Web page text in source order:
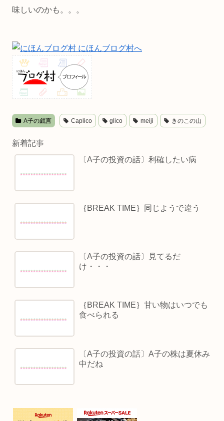
味しいのかも。。。
A子の戯言 Caplico glico meiji きのこの山
新着記事
〔A子の投資の話〕利確したい病
｛BREAK TIME｝同じようで違う
〔A子の投資の話〕見てるだ
け・・・
｛BREAK TIME｝甘い物はいつでも
食べられる
〔A子の投資の話〕A子の株は夏休み
中だね